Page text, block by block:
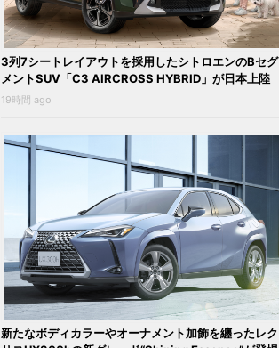
3列7シートレイアウトを採用したシトロエンのBセグ
メントSUV「C3 AIRCROSS HYBRID」が日本上陸
19時間 ago
新たなボディカラーやオーナメント加飾を纏ったレク